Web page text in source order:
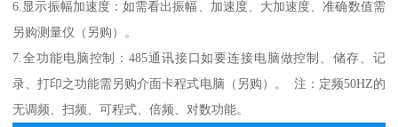
6.显示振幅加速度：如需看出振幅、加速度、大加速度、准确数值需
另购测量仪（另购）。
7.全功能电脑控制：485通讯接口如要连接电脑做控制、储存、记
录、打印之功能需另购介面卡程式电脑（另购）。 注：定频50HZ的
无调频、扫频、可程式、倍频、对数功能。